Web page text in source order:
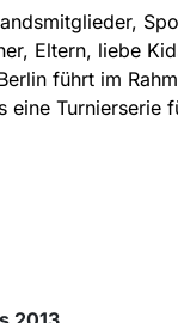
Eltern, liebe
führt im
eine Turnierserie